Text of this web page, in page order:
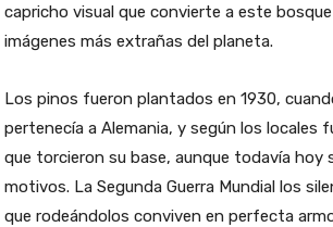
capricho visual que convierte a este
imágenes más extrañas del planeta.
Los pinos fueron plantados en 1930,
pertenecía a Alemania, y según los locales
que torcieron su base, aunque todavía hoy
motivos. La Segunda Guerra Mundial los
que rodeándolos conviven en perfecta